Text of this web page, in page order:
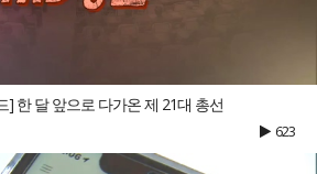
한 달 앞으로 다가온 제 21대 총선
623